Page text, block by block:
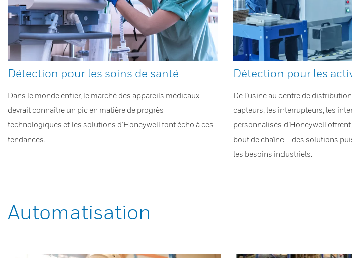
Détection pour les soins de santé
Dans le monde entier, le marché des appareils médicaux
devrait connaître un pic en matière de progrès
technologiques et les solutions d’Honeywell font écho à ces
tendances.
Détection pour les
De l’usine au centre de
capteurs, les interrupteurs, les
personnalisés d’Honeywell
bout de chaîne – des solutions
les besoins industriels.
Automatisation